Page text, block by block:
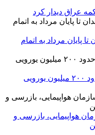
عراق دیدار کرد
پایان مرداد به اتمام
پیامدهای تجاوز به ایران؛ زیان حدود ۲۰۰ میلیون یورویی
هواپیمایی، بازرسی و